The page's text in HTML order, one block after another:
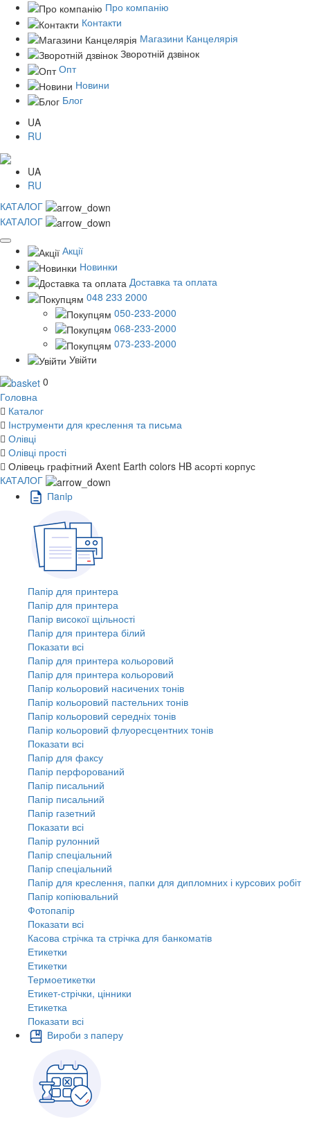
Про компанію
Контакти
Магазини Канцелярія
Зворотній дзвінок
Опт
Новини
Блог
UA
RU
UA
RU
КАТАЛОГ
КАТАЛОГ
Акції
Новинки
Доставка та оплата
048 233 2000
050-233-2000
068-233-2000
073-233-2000
Увійти
0
Головна
Каталог
Інструменти для креслення та письма
Олівці
Олівці прості
Олівець графітний Axent Earth colors HB асорті корпус
КАТАЛОГ
Пaпiр
Папір для принтера
Папір для принтера
Папір високої щільності
Папір для принтера білий
Показати всі
Папір для принтера кольоровий
Папір для принтера кольоровий
Папір кольоровий насичених тонів
Папір кольоровий пастельних тонів
Папір кольоровий середніх тонів
Папір кольоровий флуоресцентних тонів
Показати всі
Папір для факсу
Папір перфорований
Папір писальний
Папір писальний
Папір газетний
Показати всі
Папір рулонний
Папір спеціальний
Папір спеціальний
Папір для креслення, папки для дипломних і курсових робіт
Папір копіювальний
Фотопапір
Показати всі
Касова стрічка та стрічка для банкоматів
Етикетки
Етикетки
Термоетикетки
Етикет-стрічки, цінники
Етикетка
Показати всі
Вироби з паперу